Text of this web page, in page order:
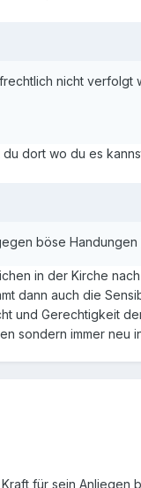
nicht verfolgt
dort wo du es
böse
in der Kirche
dann auch die
und Gerechtigkeit
sondern immer neu
für sein Anliegen